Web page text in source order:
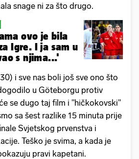
snage ni za što drugo.
ovo je bila
Igre. I ja sam u
s njima...'
i sve nas boli još sve ono što
u Göteborgu protiv
se dugo taj film i "hičkokovski"
sa šest razlike 15 minuta prije
Svjetskog prvenstva i
Teško je svima, a kada je
pravi kapetani.